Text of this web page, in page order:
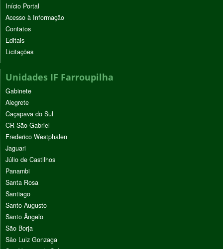
Início Portal
Acesso à Informação
Contatos
Editais
Licitações
Unidades IF Farroupilha
Gabinete
Alegrete
Caçapava do Sul
CR São Gabriel
Frederico Westphalen
Jaguari
Júlio de Castilhos
Panambi
Santa Rosa
Santiago
Santo Augusto
Santo Ângelo
São Borja
São Luiz Gonzaga